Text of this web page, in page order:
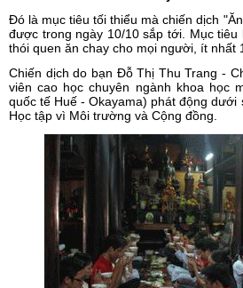
Đó là mục tiêu tối thiểu mà chiến dịch
được trong ngày 10/10 sắp tới. Mục
thói quen ăn chay cho mọi người, ít nhất
Chiến dịch do bạn Đỗ Thị Thu Trang -
viên cao học chuyên ngành khoa học
quốc tế Huế - Okayama) phát động
Học tập vì Môi trường và Cộng đồng.